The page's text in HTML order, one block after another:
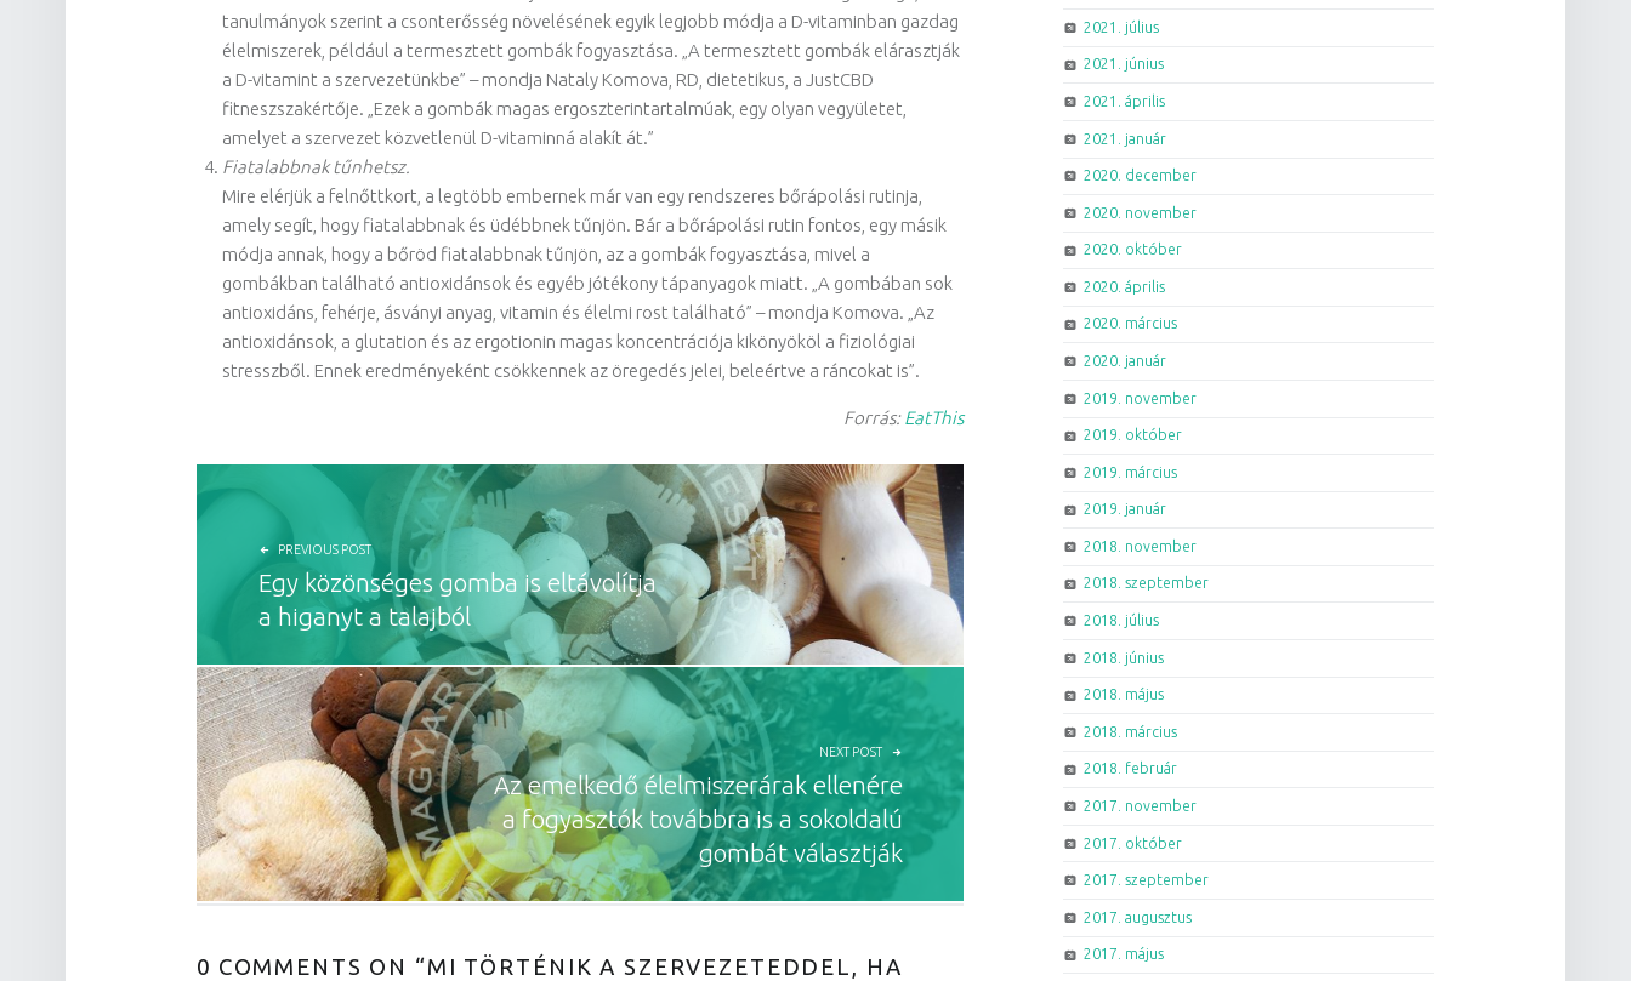
tanulmányok szerint a csonterősség növelésének egyik legjobb módja a D-vitaminban gazdag
élelmiszerek, például a termesztett gombák fogyasztása. „A termesztett gombák elárasztják
a D-vitamint a szervezetünkbe” – mondja Nataly Komova, RD, dietetikus, a JustCBD
fitneszszakértője. „Ezek a gombák magas ergoszterintartalmúak, egy olyan vegyületet,
amelyet a szervezet közvetlenül D-vitaminná alakít át.”
Fiatalabbnak tűnhetsz.
Mire elérjük a felnőttkort, a legtöbb embernek már van egy rendszeres bőrápolási rutinja,
amely segít, hogy fiatalabbnak és üdébbnek tűnjön. Bár a bőrápolási rutin fontos, egy másik
módja annak, hogy a bőröd fiatalabbnak tűnjön, az a gombák fogyasztása, mivel a
gombákban található antioxidánsok és egyéb jótékony tápanyagok miatt. „A gombában sok
antioxidáns, fehérje, ásványi anyag, vitamin és élelmi rost található” – mondja Komova. „Az
antioxidánsok, a glutation és az ergotionin magas koncentrációja kikönyököl a fiziológiai
stresszből. Ennek eredményeként csökkennek az öregedés jelei, beleértve a ráncokat is”.
Forrás:EatThis
BEJEGYZÉS NAVIGÁCIÓ
PREVIOUS POST
Egy közönséges gomba is eltávolítja
a higanyt a talajból
NEXT POST
Az emelkedő élelmiszerárak ellenére
a fogyasztók továbbra is a sokoldalú
gombát választják
0 COMMENTS ON “MI TÖRTÉNIK A SZERVEZETEDDEL, HA
2021. július
2021. június
2021. április
2021. január
2020. december
2020. november
2020. október
2020. április
2020. március
2020. január
2019. november
2019. október
2019. március
2019. január
2018. november
2018. szeptember
2018. július
2018. június
2018. május
2018. március
2018. február
2017. november
2017. október
2017. szeptember
2017. augusztus
2017. május